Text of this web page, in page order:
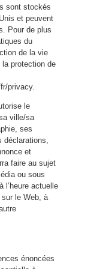
sont stockés
et peuvent
Pour de plus
du
de la vie
protection de
privacy.
le
ville/sa
ses
et
faire au sujet
ou sous
l’heure actuelle
le Web, à
énoncées